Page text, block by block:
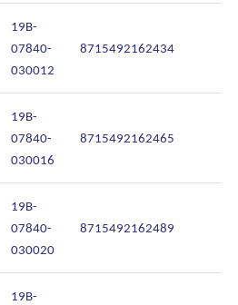
19B-
07840-
030012
8715492162434
19B-
07840-
030016
8715492162465
19B-
07840-
030020
8715492162489
19B-